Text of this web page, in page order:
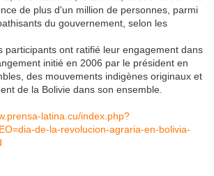
de plus d'un million de personnes, parmi
du gouvernement, selon les
participants ont ratifié leur engagement dans
initié en 2006 par le président en
des mouvements indigènes originaux et
de la Bolivie dans son ensemble.
latina.cu/index.php?
de-la-revolucion-agraria-en-bolivia-